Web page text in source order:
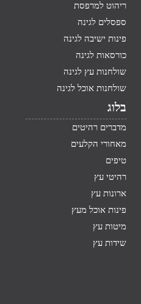
ריהוט למרפסת
ספסלים לגינה
פינות ישיבה לגינה
כורסאות לגינה
שולחנות עץ לגינה
שולחנות אוכל לגינה
בלוג
מדברים רהיטים
מאחורי הקלעים
טיפים
רהיטי עץ
ארונות עץ
פינות אוכל מעץ
מיטות עץ
שידות עץ